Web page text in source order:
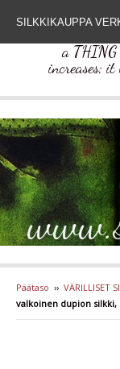
SILKKIKAUPPA
a THING
increases;
Päätaso ›› VÄRILLISET
valkoinen dupion silkki,